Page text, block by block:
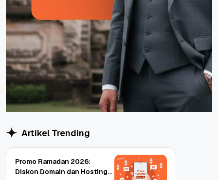
Artikel Trending
Promo Ramadan 2026:
Diskon Domain dan Hosting